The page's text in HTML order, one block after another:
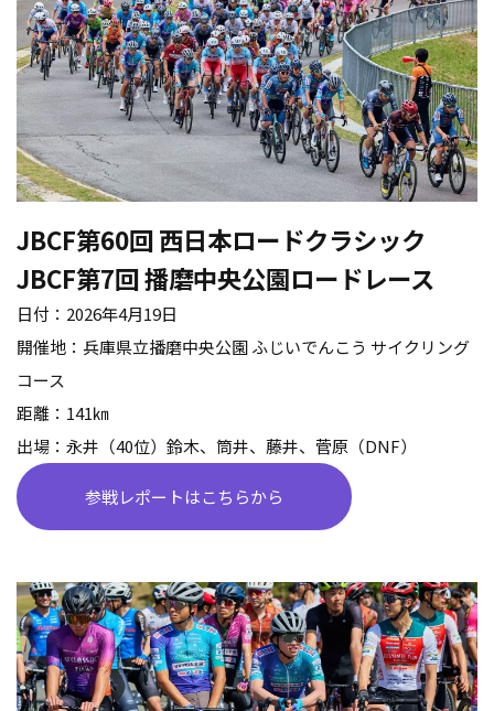
JBCF第60回 西日本ロードクラシック
JBCF第7回 播磨中央公園ロードレース
日付： 2026年4月19日
開催地：兵庫県立播磨中央公園 ふじいでんこう サイクリング
コース
距離： 141㎞
出場：永井（40位）鈴木、筒井、藤井、菅原（DNF）
参戦レポートはこちらから